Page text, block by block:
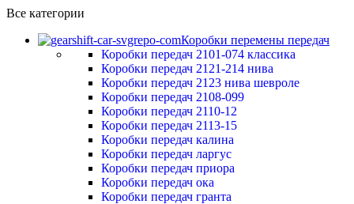
Все категории
Коробки перемены передач
Коробки передач 2101-074 классика
Коробки передач 2121-214 нива
Коробки передач 2123 нива шевроле
Коробки передач 2108-099
Коробки передач 2110-12
Коробки передач 2113-15
Коробки передач калина
Коробки передач ларгус
Коробки передач приора
Коробки передач ока
Коробки передач гранта